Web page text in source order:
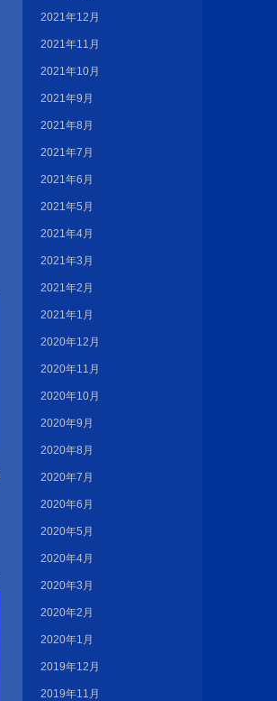
2021年12月
2021年11月
2021年10月
2021年9月
2021年8月
2021年7月
2021年6月
2021年5月
2021年4月
2021年3月
2021年2月
2021年1月
2020年12月
2020年11月
2020年10月
2020年9月
2020年8月
2020年7月
2020年6月
2020年5月
2020年4月
2020年3月
2020年2月
2020年1月
2019年12月
2019年11月